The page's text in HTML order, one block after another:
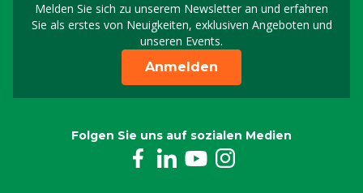
Melden Sie sich zu unserem Newsletter an und erfahren
Sie als erstes von Neuigkeiten, exklusiven Angeboten und
unseren Events.
Melden Sie sich für
Anmelden
Folgen Sie uns auf sozialen Medien